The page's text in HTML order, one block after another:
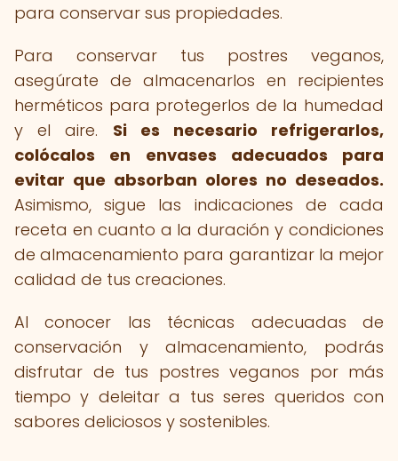
para conservar sus propiedades.
Para conservar tus postres veganos,
asegúrate de almacenarlos en recipientes
herméticos para protegerlos de la humedad
y el aire. Si es necesario refrigerarlos,
colócalos en envases adecuados para
evitar que absorban olores no deseados.
Asimismo, sigue las indicaciones de cada
receta en cuanto a la duración y condiciones
de almacenamiento para garantizar la mejor
calidad de tus creaciones.
Al conocer las técnicas adecuadas de
conservación y almacenamiento, podrás
disfrutar de tus postres veganos por más
tiempo y deleitar a tus seres queridos con
sabores deliciosos y sostenibles.